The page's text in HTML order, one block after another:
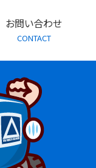
お問い合わせ
CONTACT